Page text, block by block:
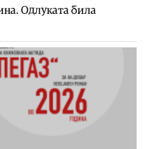
Одлуката била